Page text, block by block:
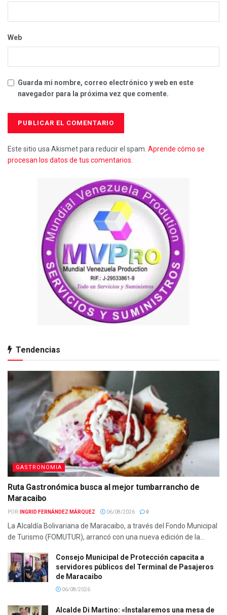
Web
Guarda mi nombre, correo electrónico y web en este
navegador para la próxima vez que comente.
Este sitio usa Akismet para reducir el spam. Aprende cómo se
procesan los datos de tus comentarios.
Tendencias
GASTRONOMIA
Ruta Gastronómica busca al mejor tumbarrancho de
Maracaibo
POR: INGRID FERNÁNDEZ MÁRQUEZ 06/08/2026 0
La Alcaldía Bolivariana de Maracaibo, a través del Fondo Municipal
de Turismo (FOMUTUR), arrancó con una nueva edición de la...
Consejo Municipal de Protección capacita a
servidores públicos del Terminal de Pasajeros
de Maracaibo
06/08/2026
Alcalde Di Martino: «Instalaremos una mesa de